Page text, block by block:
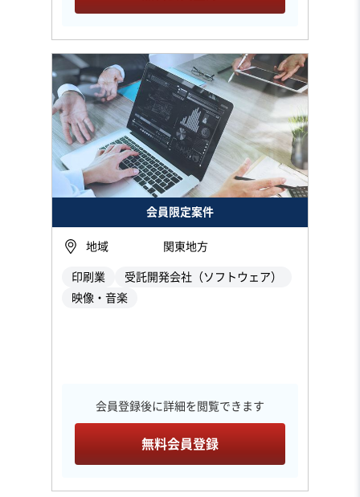
会員限定案件
地域 関東地方
印刷業
受託開発会社（ソフトウェア）
映像・音楽
会員登録後に詳細を閲覧できます
無料会員登録